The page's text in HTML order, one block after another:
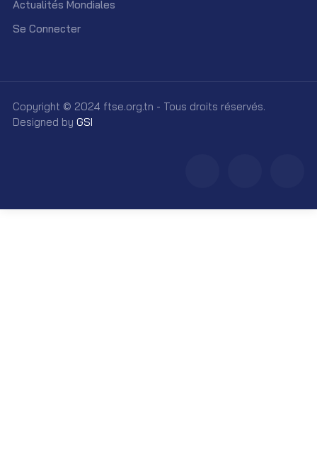
Actualités Mondiales
Se Connecter
Copyright © 2024 ftse.org.tn - Tous droits réservés.
Designed by GSI